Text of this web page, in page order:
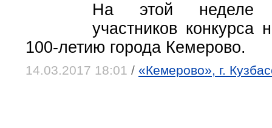
На этой неделе
участников конкурса
100‑летию города Кемерово.
14.03.2017 18:01 / «Кемерово», г.